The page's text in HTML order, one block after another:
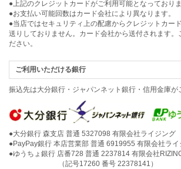
●上記のクレジットカードがご利用可能となっておりま
●お支払い可能回数はカード会社により異なります。
●当店ではセキュリティ上の配慮からクレジットカー
送りしておりません。カード会社から送付されます。
ださい。
ご利用いただける銀行
振込先は大分銀行・ジャパンネット銀行・信用金庫が
●大分銀行 森支店 普通 5327098 有限会社ライジング
●PayPay銀行 本店営業部 普通 6919955 有限会社ライ
●ゆうちょ銀行 店番728 普通 2237814 有限会社
（記号17260 番号 22378141）